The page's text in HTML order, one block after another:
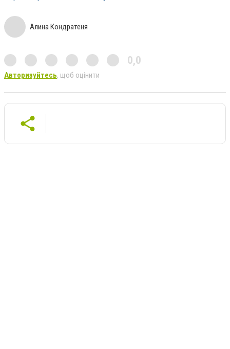
Алина Кондратеня
0,0
Авторизуйтесь, щоб оцінити